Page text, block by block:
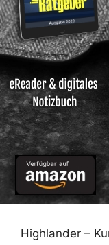
Gelb-
345ml
9. August 2013
Highlander –